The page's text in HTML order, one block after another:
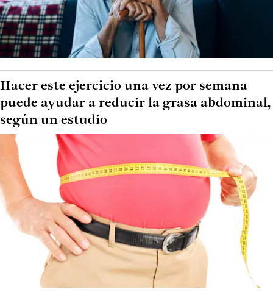
Hacer este ejercicio una vez por semana
puede ayudar a reducir la grasa abdominal,
según un estudio